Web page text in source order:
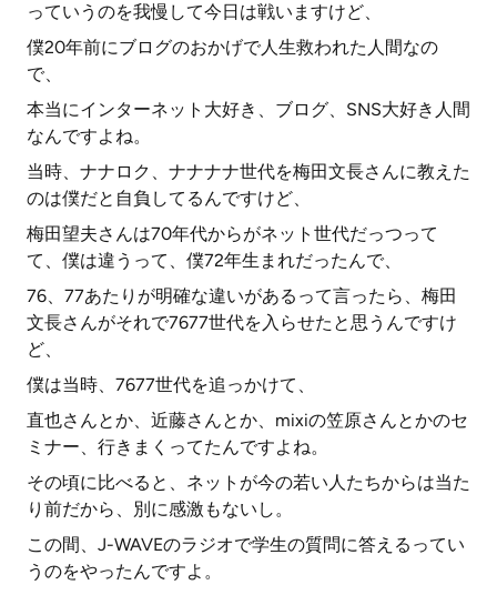
っていうのを我慢して今日は戦いますけど、
僕20年前にブログのおかげで人生救われた人間なの
で、
本当にインターネット大好き、ブログ、SNS大好き人間
なんですよね。
当時、ナナロク、ナナナナ世代を梅田文長さんに教えた
のは僕だと自負してるんですけど、
梅田望夫さんは70年代からがネット世代だっつって
て、僕は違うって、僕72年生まれだったんで、
76、77あたりが明確な違いがあるって言ったら、梅田
文長さんがそれで7677世代を入らせたと思うんですけ
ど、
僕は当時、7677世代を追っかけて、
直也さんとか、近藤さんとか、mixiの笠原さんとかのセ
ミナー、行きまくってたんですよね。
その頃に比べると、ネットが今の若い人たちからは当た
り前だから、別に感激もないし。
この間、J-WAVEのラジオで学生の質問に答えるってい
うのをやったんですよ。